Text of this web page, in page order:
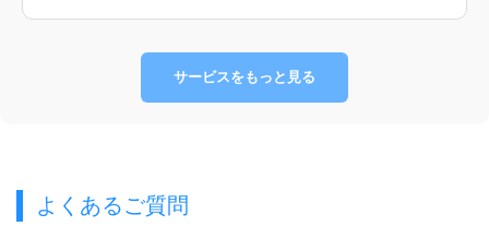
サービスをもっと見る
よくあるご質問